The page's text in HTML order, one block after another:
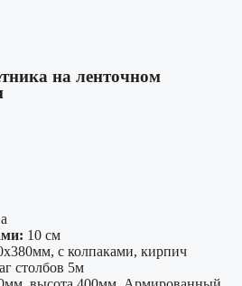
на ленточном
10 см
с колпаками, кирпич
столбов 5м